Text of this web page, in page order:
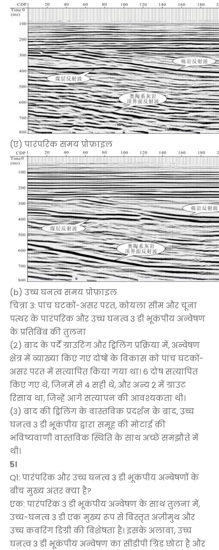
(ए) पारंपरिक समय प्रोफ़ाइल
(b) उच्च घनत्व समय प्रोफ़ाइल
चित्रा 3: पांच घटकों-असर परत, कोयला सीम और चूना
पत्थर के पारंपरिक और उच्च घनत्व 3 डी भूकंपीय अन्वेषण
के प्रतिबिंब की तुलना
(२) बाद के पर्दे ग्राउटिंग और ड्रिलिंग प्रक्रिया में, अन्वेषण
क्षेत्र में व्याख्या किए गए दोषों के विकास को पांच घटकों-
असर परत में सत्यापित किया गया था। 6 दोष सत्यापित
किए गए थे, जिनमें से 4 सही थे, और अन्य 2 में ग्राउट
रिसाव था, जिन्हें आगे सत्यापन की आवश्यकता थी।
(३) बाद की ड्रिलिंग के वास्तविक प्रदर्शन के बाद, उच्च
घनत्व ३ डी भूकंपीय द्वारा समूह की मोटाई की
भविष्यवाणी वास्तविक स्थिति के साथ अच्छे समझौते में
थी।
5।
Q1: पारंपरिक और उच्च घनत्व 3 डी भूकंपीय अन्वेषणों के
बीच मुख्य अंतर क्या है?
एक: पारंपरिक 3 डी भूकंपीय अन्वेषण के साथ तुलना में,
उच्च-घनत्व 3 डी एक मुख्य रूप से विस्तृत अज़ीमुथ और
उच्च कवरिंग डिग्री की विशेषता है। इसके अलावा, उच्च
घनत्व 3 डी भूकंपीय अन्वेषण का सीडीपी ग्रिड छोटा है और